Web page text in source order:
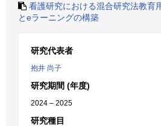
看護研究における混合研究法教育
とeラーニングの構築
研究代表者
抱井 尚子
研究期間 (年度)
2024 – 2025
研究種目